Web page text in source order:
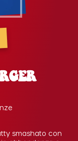
smashato con